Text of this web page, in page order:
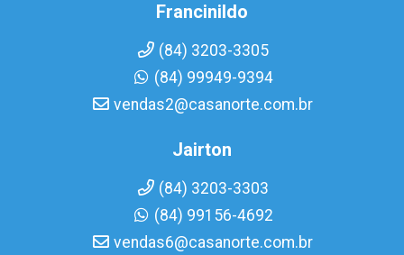
Francinildo
(84) 3203-3305
(84) 99949-9394
vendas2@casanorte.com.br
Jairton
(84) 3203-3303
(84) 99156-4692
vendas6@casanorte.com.br